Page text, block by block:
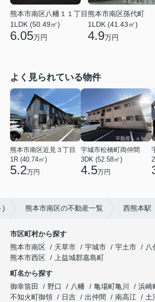
熊本市南区八幡１１丁目
1LDK (50.49㎡)
6.05万円
熊本市南区孫代町
1LDK (41.43㎡)
4.9万円
よく見られている物件
熊本市南区近見３丁目
1R (40.74㎡)
5.2万円
宇城市松橋町両仲間
3DK (52.58㎡)
4.5万円
) 熊本市南区の不動産一覧 西熊本駅
市区町村から探す
熊本市南区
天草市 宇城市 宇土市
八
熊本市西区
上益城郡嘉島町
町名から探す
御幸笛田
野口 八幡 亀場町亀川
浜崎
不知火町御領
日吉 出仲間 南高江
土